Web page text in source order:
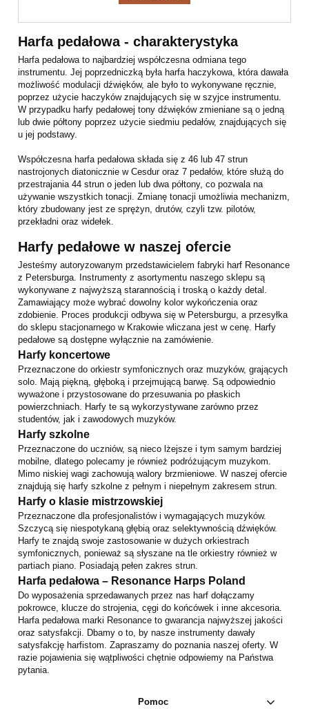
Harfa pedałowa - charakterystyka
Harfa pedałowa to najbardziej współczesna odmiana tego
instrumentu. Jej poprzedniczką była harfa haczykowa, która dawała
możliwość modulacji dźwięków, ale było to wykonywane ręcznie,
poprzez użycie haczyków znajdujących się w szyjce instrumentu.
W przypadku harfy pedałowej tony dźwięków zmieniane są o jedną
lub dwie półtony poprzez użycie siedmiu pedałów, znajdujących się
u jej podstawy.
Współczesna harfa pedałowa składa się z 46 lub 47 strun
nastrojonych diatonicznie w Cesdur oraz 7 pedałów, które służą do
przestrajania 44 strun o jeden lub dwa półtony, co pozwala na
używanie wszystkich tonacji. Zmianę tonacji umożliwia mechanizm,
który zbudowany jest ze sprężyn, drutów, czyli tzw. pilotów,
przekładni oraz widełek.
Harfy pedałowe w naszej ofercie
Jesteśmy autoryzowanym przedstawicielem fabryki harf Resonance
z Petersburga. Instrumenty z asortymentu naszego sklepu są
wykonywane z najwyższą starannością i troską o każdy detal.
Zamawiający może wybrać dowolny kolor wykończenia oraz
zdobienie. Proces produkcji odbywa się w Petersburgu, a przesyłka
do sklepu stacjonarnego w Krakowie wliczana jest w cenę. Harfy
pedałowe są dostępne wyłącznie na zamówienie.
Harfy koncertowe
Przeznaczone do orkiestr symfonicznych oraz muzyków, grających
solo. Mają piękną, głęboką i przejmującą barwę. Są odpowiednio
wyważone i przystosowane do przesuwania po płaskich
powierzchniach. Harfy te są wykorzystywane zarówno przez
studentów, jak i zawodowych muzyków.
Harfy szkolne
Przeznaczone do uczniów, są nieco lżejsze i tym samym bardziej
mobilne, dlatego polecamy je również podróżującym muzykom.
Mimo niskiej wagi zachowują walory brzmieniowe. W naszej ofercie
znajdują się harfy szkolne z pełnym i niepełnym zakresem strun.
Harfy o klasie mistrzowskiej
Przeznaczone dla profesjonalistów i wymagających muzyków.
Szczycą się niespotykaną głębią oraz selektywnością dźwięków.
Harfy te znajdą swoje zastosowanie w dużych orkiestrach
symfonicznych, ponieważ są słyszane na tle orkiestry również w
partiach piano. Posiadają pełen zakres strun.
Harfa pedałowa – Resonance Harps Poland
Do wyposażenia sprzedawanych przez nas harf dołączamy
pokrowce, klucze do strojenia, cęgi do końcówek i inne akcesoria.
Harfa pedałowa marki Resonance to gwarancja najwyższej jakości
oraz satysfakcji. Dbamy o to, by nasze instrumenty dawały
satysfakcję harfistom. Zapraszamy do poznania naszej oferty. W
razie pojawienia się wątpliwości chętnie odpowiemy na Państwa
pytania.
Pomoc